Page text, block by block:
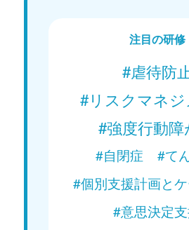
注目の研修
#虐待防
#リスクマネジ
#強度行動障
#自閉症
#て
#個別支援計画と
#意思決定